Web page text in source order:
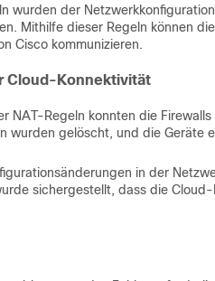
wurden der
Mithilfe dieser Regeln können
Cisco kommunizieren.
Cloud-Konnektivität
NAT-Regeln konnten die
wurden gelöscht, und die
in der
sichergestellt, dass die